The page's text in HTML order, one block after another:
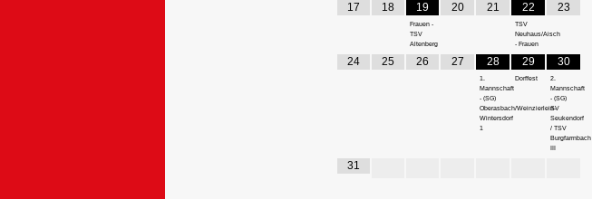
17 18 19
Frauen -
TSV
Altenberg
20 21 22
TSV
Neuhaus/Aisch
- Frauen
23
24 25 26 27 28
1.
Mannschaft
- (SG)
Oberasbach/Weinzierlein-
Wintersdorf
1
29
Dorffest
30
2.
Mannschaft
- (SG)
SV
Seukendorf
/ TSV
Burgfarrnbach
31